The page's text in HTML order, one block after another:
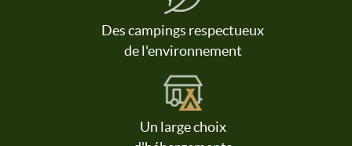
Des campings respectueux
de l'environnement
Un large choix